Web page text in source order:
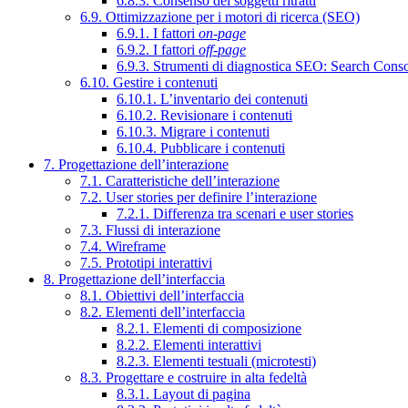
6.9. Ottimizzazione per i motori di ricerca (SEO)
6.9.1. I fattori on-page
6.9.2. I fattori off-page
6.9.3. Strumenti di diagnostica SEO: Search
6.10. Gestire i contenuti
6.10.1. L’inventario dei contenuti
6.10.2. Revisionare i contenuti
6.10.3. Migrare i contenuti
6.10.4. Pubblicare i contenuti
7. Progettazione dell’interazione
7.1. Caratteristiche dell’interazione
7.2. User stories per definire l’interazione
7.2.1. Differenza tra scenari e user stories
7.3. Flussi di interazione
7.4. Wireframe
7.5. Prototipi interattivi
8. Progettazione dell’interfaccia
8.1. Obiettivi dell’interfaccia
8.2. Elementi dell’interfaccia
8.2.1. Elementi di composizione
8.2.2. Elementi interattivi
8.2.3. Elementi testuali (microtesti)
8.3. Progettare e costruire in alta fedeltà
8.3.1. Layout di pagina